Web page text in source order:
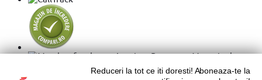
Reduceri la tot ce iti doresti! Aboneaza-te la